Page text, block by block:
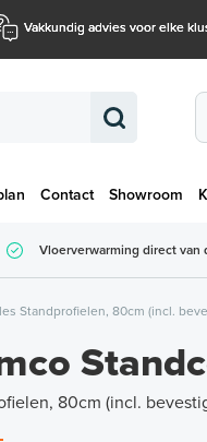
Vakkundig advies voor elke
Contact Showroom
Vloerverwarming direct van
Standprofielen, 80cm (incl.
80cm (incl.